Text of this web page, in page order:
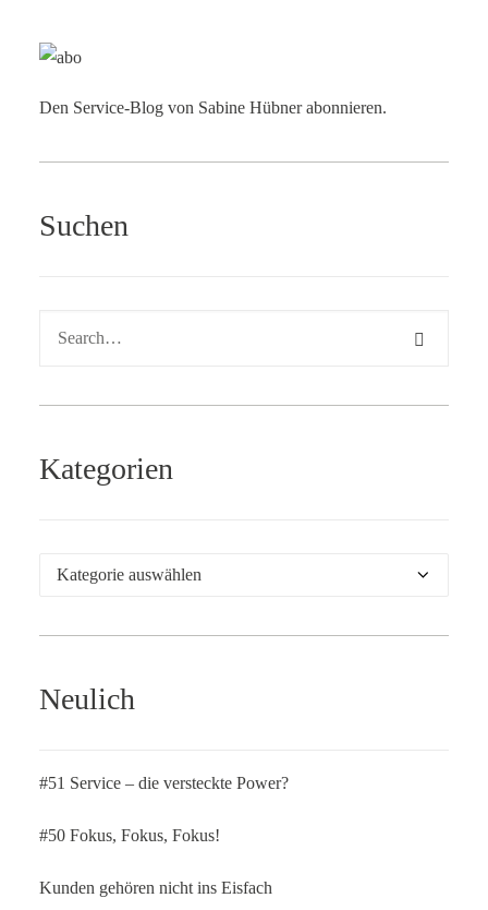
Den Service-Blog von Sabine Hübner abonnieren.
Suchen
Kategorien
Kategorien
Neulich
#51 Service – die versteckte Power?
#50 Fokus, Fokus, Fokus!
Kunden gehören nicht ins Eisfach